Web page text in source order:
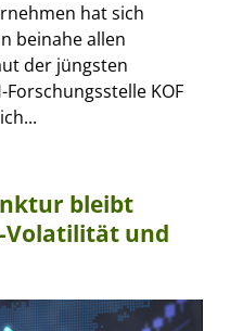
hat sich
beinahe allen
der jüngsten
KOF
bleibt
Volatilität und